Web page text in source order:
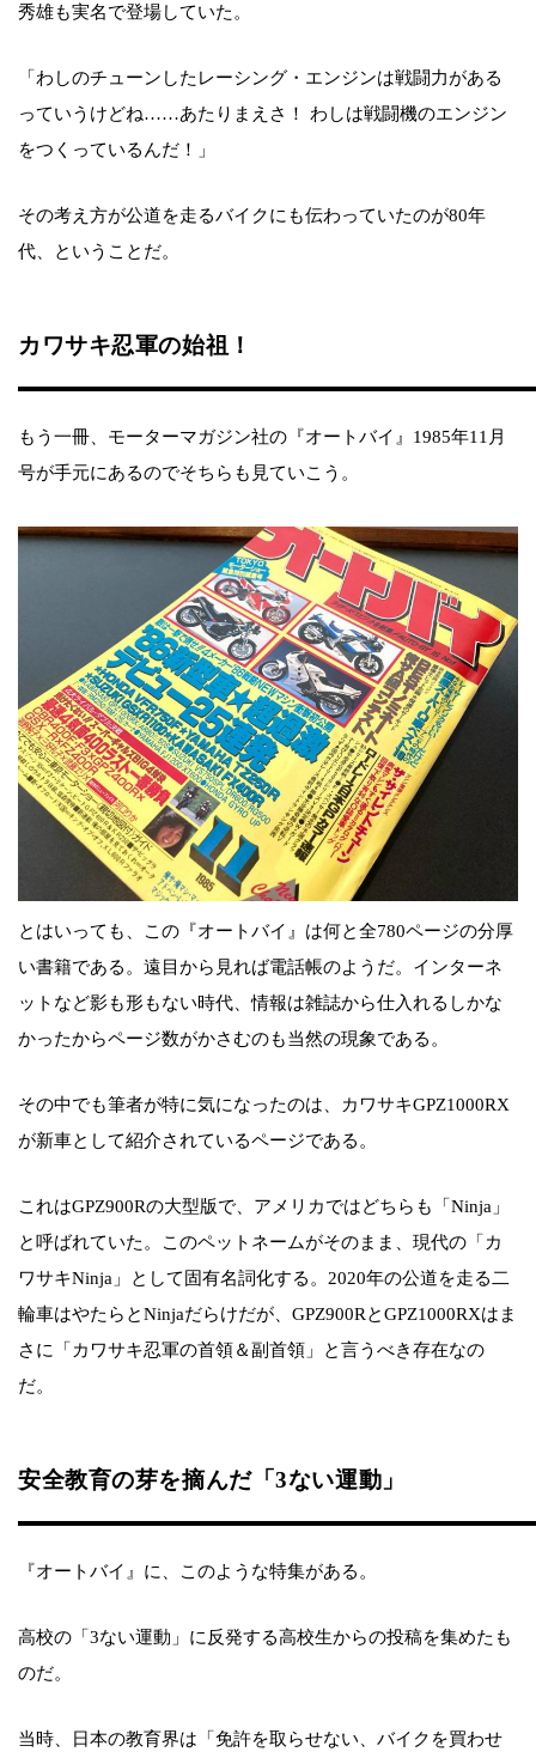
秀雄も実名で登場していた。
「わしのチューンしたレーシング・エンジンは戦闘力がある
っていうけどね……あたりまえさ！ わしは戦闘機のエンジン
をつくっているんだ！」
その考え方が公道を走るバイクにも伝わっていたのが80年
代、ということだ。
カワサキ忍軍の始祖！
もう一冊、モーターマガジン社の『オートバイ』1985年11月
号が手元にあるのでそちらも見ていこう。
とはいっても、この『オートバイ』は何と全780ページの分厚
い書籍である。遠目から見れば電話帳のようだ。インターネ
ットなど影も形もない時代、情報は雑誌から仕入れるしかな
かったからページ数がかさむのも当然の現象である。
その中でも筆者が特に気になったのは、カワサキGPZ1000RX
が新車として紹介されているページである。
これはGPZ900Rの大型版で、アメリカではどちらも「Ninja」
と呼ばれていた。このペットネームがそのまま、現代の「カ
ワサキNinja」として固有名詞化する。2020年の公道を走る二
輪車はやたらとNinjaだらけだが、GPZ900RとGPZ1000RXはま
さに「カワサキ忍軍の首領＆副首領」と言うべき存在なの
だ。
安全教育の芽を摘んだ「3ない運動」
『オートバイ』に、このような特集がある。
高校の「3ない運動」に反発する高校生からの投稿を集めたも
のだ。
当時、日本の教育界は「免許を取らせない、バイクを買わせ